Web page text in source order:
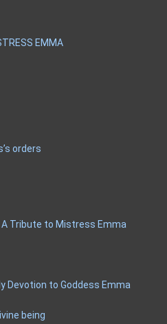
EMMA
orders
Tribute to Mistress Emma
Devotion to Goddess Emma
being